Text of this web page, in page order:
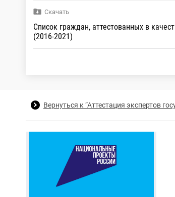
Скачать
Список граждан, аттестованных в
(2016-2021)
Вернуться к “Аттестация экспертов